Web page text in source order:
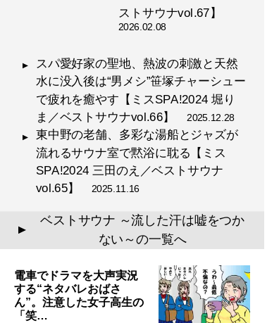
ストサウナvol.67】
2026.02.08
スパ愛好家の聖地、熱波の刺激と天然
水に没入後は“男メシ”笹塚チャーシュー
で疲れを癒やす【ミスSPA!2024 堀り
ま／ベストサウナvol.66】 2025.12.28
東中野の老舗、多彩な湯船とジャズが
流れるサウナ室で黙浴に耽る【ミス
SPA!2024 三田のえ／ベストサウナ
vol.65】 2025.11.16
▲
ベストサウナ ～流した汗は嘘をつか
ない～の一覧へ
電車でドラマを大声実況
する“ネタバレおばさ
ん”。注意した女子高生の
「笑…